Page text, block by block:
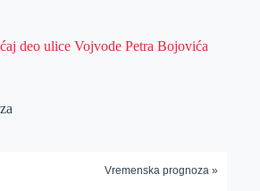
deo ulice Vojvode Petra Bojovića